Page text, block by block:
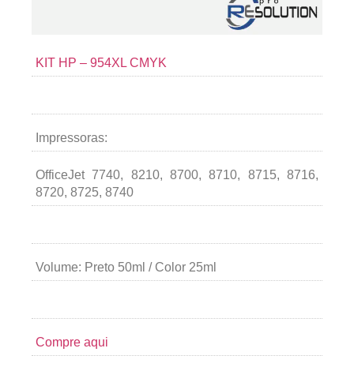
KIT HP – 954XL CMYK
Impressoras:
OfficeJet 7740, 8210, 8700, 8710, 8715, 8716,
8720, 8725, 8740
Volume: Preto 50ml / Color 25ml
Compre aqui